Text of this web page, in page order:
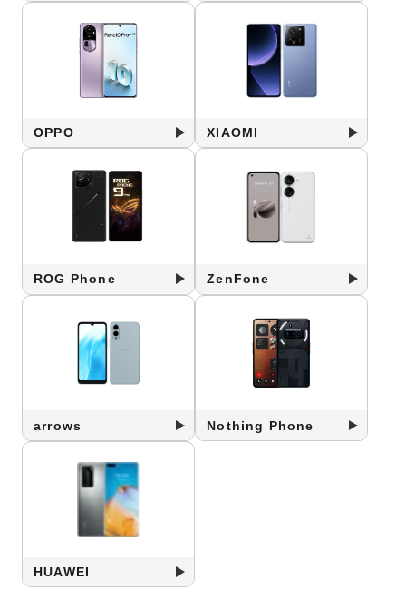
OPPO XIAOMI
ROG Phone ZenFone
arrows Nothing Phone
HUAWEI